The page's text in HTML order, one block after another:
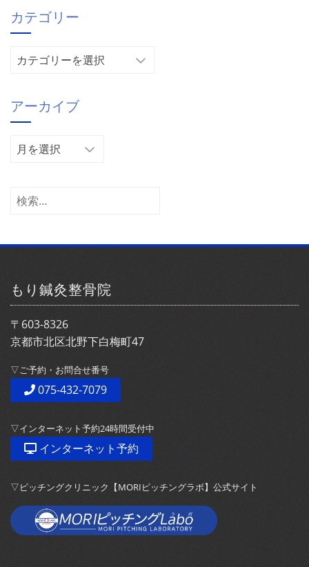
カテゴリー
リ
ー
アーカイブ
ア
イ
検
もり鍼灸整骨院
〒603-8326
京都市北区北野下白梅町47
▽ご予約・お問合せ番号
075-432-7079
▽インターネット予約24時間受付中
インターネット予約
▽ピッチングクリニック【MORIピッチングラボ】公式サイト